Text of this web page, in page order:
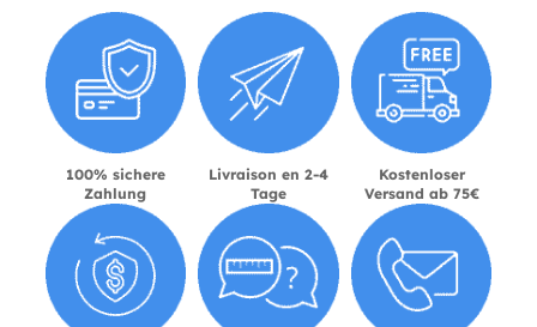
100% sichere
Zahlung
Livraison en 2-4
Tage
Kostenloser
Versand ab 75€